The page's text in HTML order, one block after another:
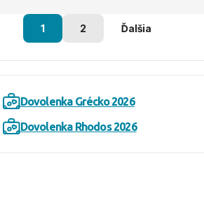
1 2 Ďalšia
Dovolenka Grécko 2026
Dovolenka Rhodos 2026